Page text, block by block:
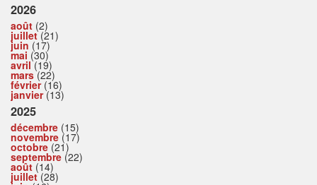
2026
août (2)
juillet(21)
juin (17)
mai (30)
avril(19)
mars(22)
février(16)
janvier(13)
2025
décembre (15)
novembre (17)
octobre (21)
septembre (22)
août (14)
juillet(28)